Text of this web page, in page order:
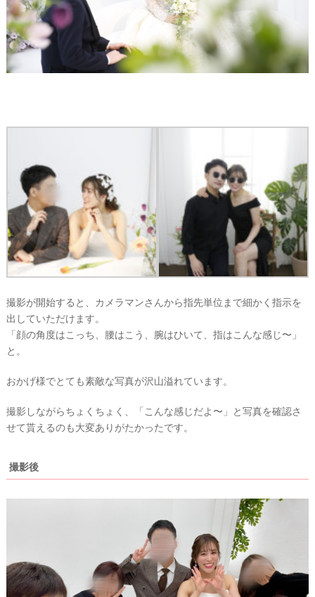
撮影が開始すると、カメラマンさんから指先単位まで細かく指示を
出していただけます。
「顔の角度はこっち、腰はこう、腕はひいて、指はこんな感じ〜」
と。
おかげ様でとても素敵な写真が沢山溢れています。
撮影しながらちょくちょく、「こんな感じだよ〜」と写真を確認さ
せて貰えるのも大変ありがたかったです。
撮影後